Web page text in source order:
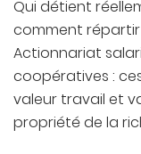
Qui détient
comment
Actionnariat
coopératives :
valeur travail et
propriété de la